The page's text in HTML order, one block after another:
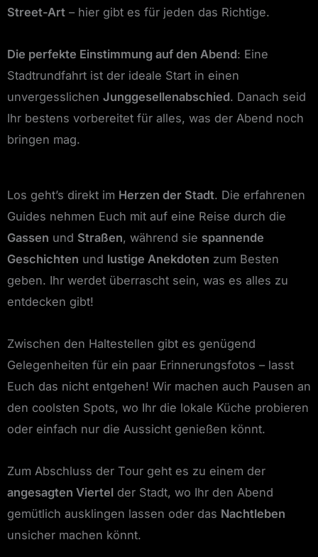
Street-Art – hier gibt es für jeden das Richtige.
Die perfekte Einstimmung auf den Abend: Eine
Stadtrundfahrt ist der ideale Start in einen
unvergesslichen Junggesellenabschied. Danach seid
Ihr bestens vorbereitet für alles, was der Abend noch
bringen mag.
Los geht’s direkt im Herzen der Stadt. Die erfahrenen
Guides nehmen Euch mit auf eine Reise durch die
Gassen und Straßen, während sie spannende
Geschichten und lustige Anekdoten zum Besten
geben. Ihr werdet überrascht sein, was es alles zu
entdecken gibt!
Zwischen den Haltestellen gibt es genügend
Gelegenheiten für ein paar Erinnerungsfotos – lasst
Euch das nicht entgehen! Wir machen auch Pausen an
den coolsten Spots, wo Ihr die lokale Küche probieren
oder einfach nur die Aussicht genießen könnt.
Zum Abschluss der Tour geht es zu einem der
angesagten Viertel der Stadt, wo Ihr den Abend
gemütlich ausklingen lassen oder das Nachtleben
unsicher machen könnt.